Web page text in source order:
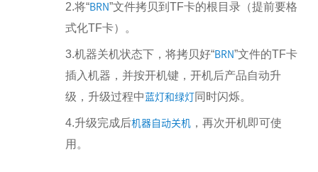
2.将“BRN”文件拷贝到TF卡的根目录（提前要格
式化TF卡）。
3.机器关机状态下，将拷贝好“BRN”文件的TF卡
插入机器，并按开机键，开机后产品自动升
级，升级过程中蓝灯和绿灯 同时闪烁。
4.升级完成后机器自动关机 ，再次开机即可使
用。